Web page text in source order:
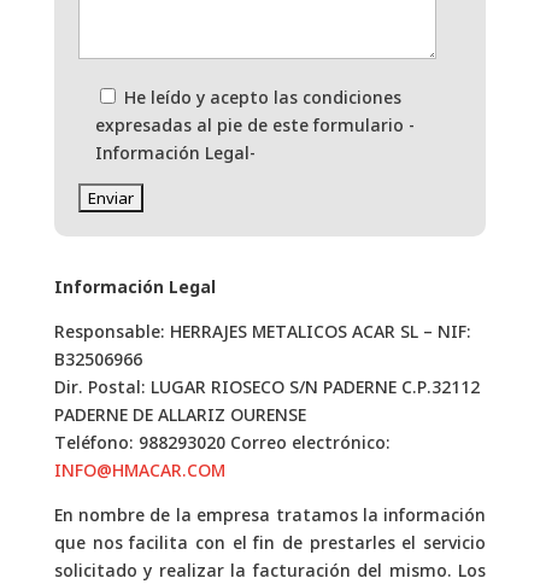
He leído y acepto las condiciones
expresadas al pie de este formulario -
Información Legal-
Información Legal
Responsable: HERRAJES METALICOS ACAR SL – NIF:
B32506966
Dir. Postal: LUGAR RIOSECO S/N PADERNE C.P.32112
PADERNE DE ALLARIZ OURENSE
Teléfono: 988293020 Correo electrónico:
INFO@HMACAR.COM
En nombre de la empresa tratamos la información
que nos facilita con el fin de prestarles el servicio
solicitado y realizar la facturación del mismo. Los